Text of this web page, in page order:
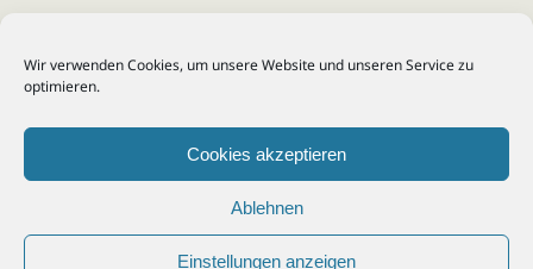
Wir verwenden Cookies, um unsere Website und unseren Service zu
optimieren.
Cookies akzeptieren
Ablehnen
Einstellungen anzeigen